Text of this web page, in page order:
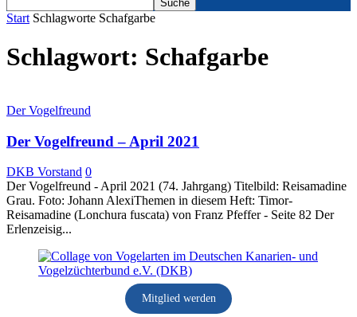
Start Schlagworte Schafgarbe
Schlagwort: Schafgarbe
Der Vogelfreund
Der Vogelfreund – April 2021
DKB Vorstand 0
Der Vogelfreund - April 2021 (74. Jahrgang) Titelbild: Reisamadine
Grau. Foto: Johann AlexiThemen in diesem Heft: Timor-
Reisamadine (Lonchura fuscata) von Franz Pfeffer - Seite 82 Der
Erlenzeisig...
Mitglied werden